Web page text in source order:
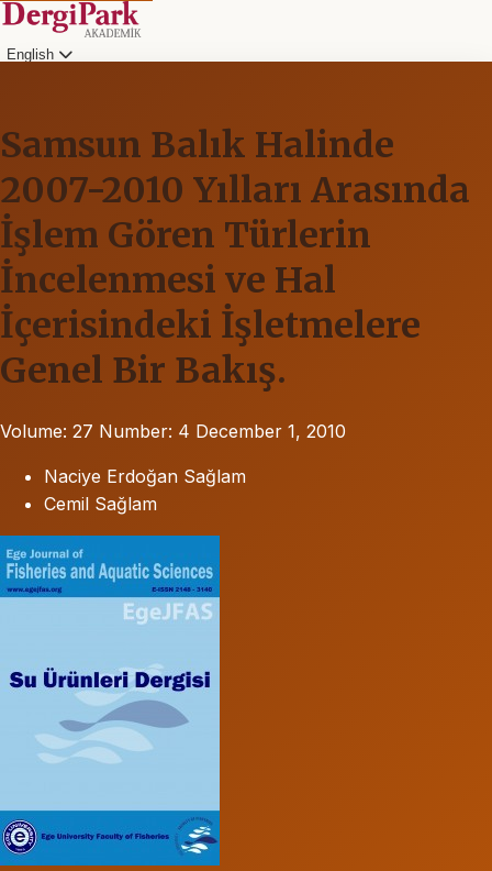
English
Samsun Balık Halinde
2007-2010 Yılları Arasında
İşlem Gören Türlerin
İncelenmesi ve Hal
İçerisindeki İşletmelere
Genel Bir Bakış.
Volume: 27 Number: 4 December 1, 2010
Naciye Erdoğan Sağlam
Cemil Sağlam